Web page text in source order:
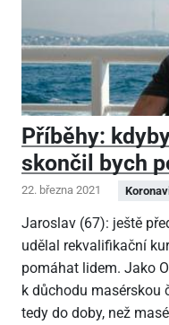
Příběhy:
skončil bych
22. března 2021
Jaroslav (67): ještě
udělal rekvalifikační
pomáhat lidem. Jako
k důchodu masérskou
tedy do doby, než